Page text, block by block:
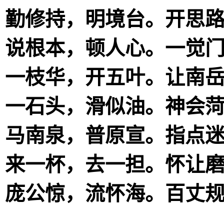
勤修持，明境台。开思
说根本，顿人心。一觉
一枝华，开五叶。让南
一石头，滑似油。神会
马南泉，普原宣。指点
来一杯，去一担。怀让
庞公惊，流怀海。百丈